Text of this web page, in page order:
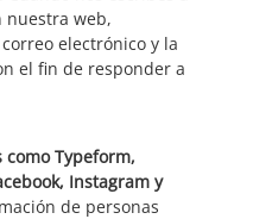
nuestra web,
electrónico y la
el fin de responder a
Typeform,
Instagram y
de personas